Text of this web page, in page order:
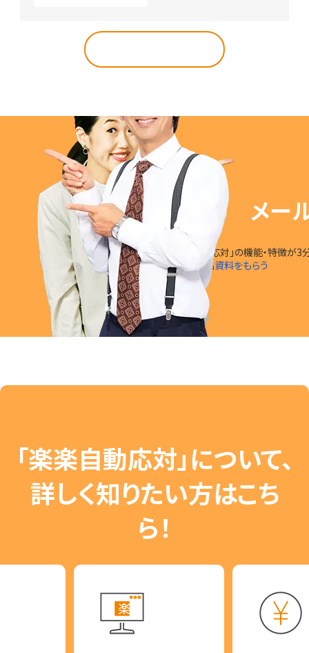
メー
「楽楽自動応対」の機能・特徴が3
無料で製品資料をもらう
「楽楽自動応対」について、
詳しく知りたい方はこち
ら！